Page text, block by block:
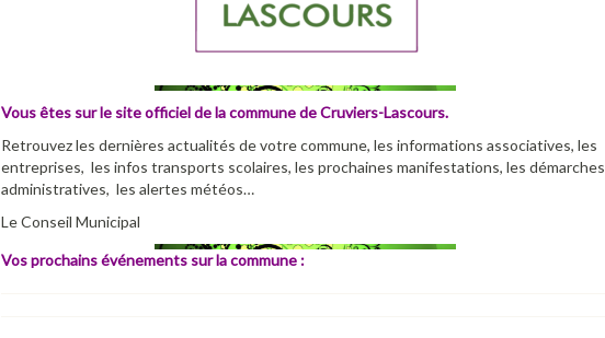
Vous êtes sur le site officiel de la commune de Cruviers-Lascours.
Retrouvez les dernières actualités de votre commune, les informations associatives, les
entreprises, les infos transports scolaires, les prochaines manifestations, les démarches
administratives, les alertes météos…
Le Conseil Municipal
Vos prochains événements sur la commune :